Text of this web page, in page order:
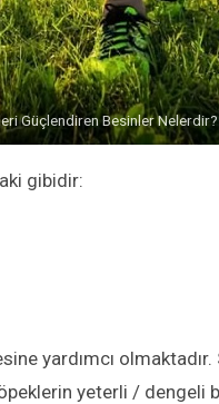
Güçlendiren Besinler Nelerdir?
gibidir:
yardımcı
yeterli / dengeli